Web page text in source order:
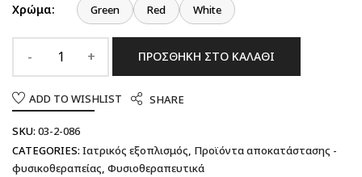
Χρώμα: Green Red White
ΠΡΟΣΘΉΚΗ ΣΤΟ ΚΑΛΆΘΙ
ADD TO WISHLIST SHARE
SKU: 03-2-086
CATEGORIES: Ιατρικός εξοπλισμός Προϊόντα αποκατάστασης -
φυσικοθεραπείας Φυσιοθεραπευτικά